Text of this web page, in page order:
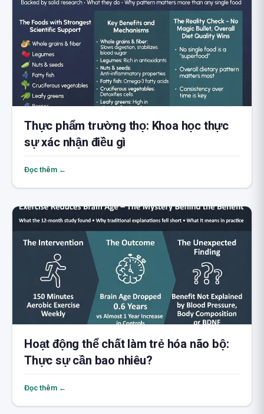
Thực phẩm trường thọ: Khoa học thực
sự xác nhận điều gì
Đọc thêm ←
Hoạt động thể chất làm trẻ hóa não bộ:
Thực sự cần bao nhiêu?
Đọc thêm ←